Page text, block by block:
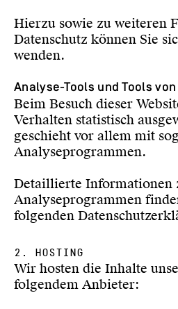
Hierzu sowie zu weiteren
Datenschutz können Sie
wenden.
Analyse-Tools und Tools
Beim Besuch dieser
Verhalten statistisch
geschieht vor allem mit
Analyseprogrammen.
Detaillierte Informationen
Analyseprogrammen
folgenden
2. HOSTING
Wir hosten die Inhalte
folgendem Anbieter: